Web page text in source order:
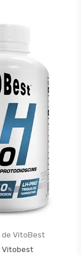
de VitoBest
Vitobest